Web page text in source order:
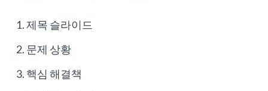
제목 슬라이드
문제 상황
핵심 해결책